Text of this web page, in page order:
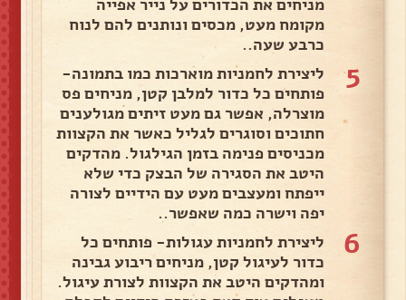
מניחים את הכדורים על נייר אפייה
מקומח מעט, מכסים ונותנים להם לנוח
כרבע שעה..
5
ליצירת לחמניות מוארכות כמו בתמונה-
פותחים כל כדור למלבן קטן, מניחים פס
מוצרלה, אפשר גם מעט זיתים מגולענים
חתוכים וסוגרים לגליל כאשר את הקצוות
מכניסים פנימה בזמן הגילגול. מהדקים
היטב את הסגירה של הבצק כדי שלא
ייפתח ומעצבים מעט עם הידיים לצורה
יפה וישרה כמה שאפשר..
6
ליצירת לחמניות עגולות- פותחים כל
כדור לעיגול קטן, מניחים ריבוע גבינה
ומהדקים היטב את הקצוות לצורת עיגול.